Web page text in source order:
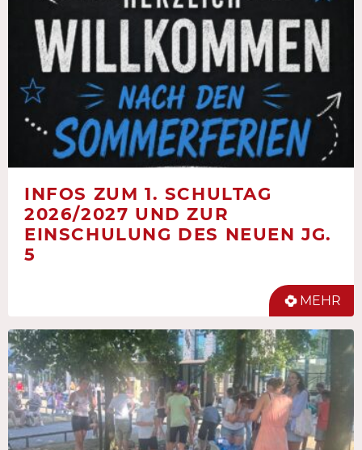
INFOS ZUM 1. SCHULTAG
2026/2027 UND ZUR
EINSCHULUNG DES NEUEN JG.
5
MEHR